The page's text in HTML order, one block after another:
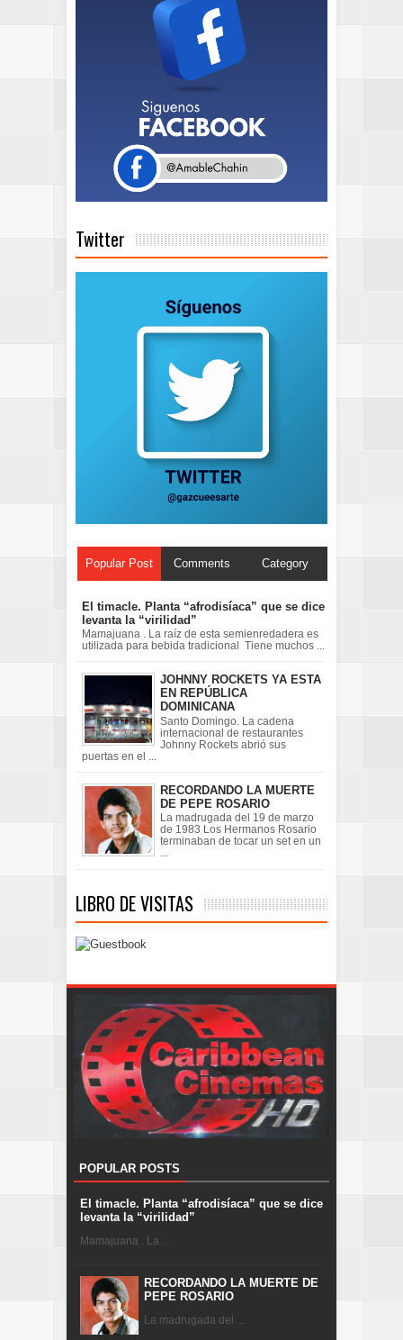
Twitter
Popular Post Comments Category
El timacle. Planta “afrodisíaca” que se dice
levanta la “virilidad”
Mamajuana . La raíz de esta semienredadera es
utilizada para bebida tradicional Tiene muchos ...
JOHNNY ROCKETS YA ESTA
EN REPÚBLICA
DOMINICANA
Santo Domingo. La cadena
internacional de restaurantes
Johnny Rockets abrió sus
puertas en el ...
RECORDANDO LA MUERTE
DE PEPE ROSARIO
La madrugada del 19 de marzo
de 1983 Los Hermanos Rosario
terminaban de tocar un set en un
...
LIBRO DE VISITAS
POPULAR POSTS
El timacle. Planta “afrodisíaca” que se dice
levanta la “virilidad”
Mamajuana . La ...
RECORDANDO LA MUERTE DE
PEPE ROSARIO
La madrugada del ...